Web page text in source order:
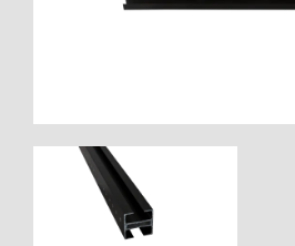
WORK SYSTEM BRUXELLES
WORK SYSTEM WEST BY PRO-VAN